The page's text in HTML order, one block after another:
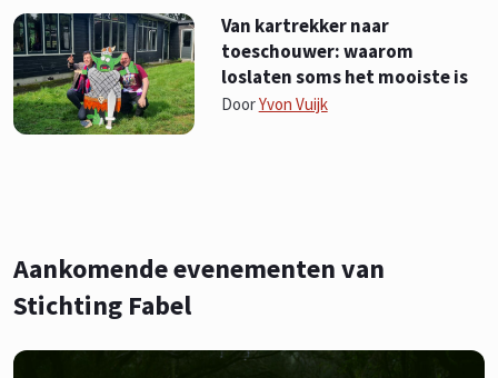
Van kartrekker naar
toeschouwer: waarom
loslaten soms het mooiste is
DoorYvon Vuijk
Aankomende evenementen van
Stichting Fabel